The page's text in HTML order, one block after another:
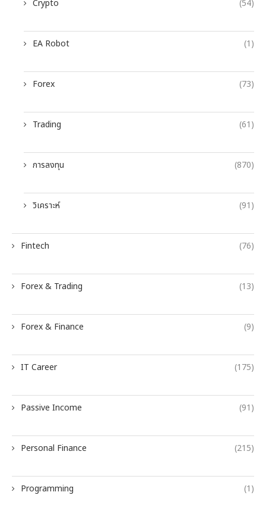
Crypto (54)
EA Robot (1)
Forex (73)
Trading (61)
การลงทุน (870)
วิเคราะห์ (91)
Fintech (76)
Forex & Trading (13)
Forex & Finance (9)
IT Career (175)
Passive Income (91)
Personal Finance (215)
Programming (1)